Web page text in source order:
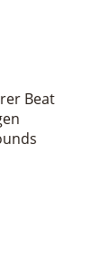
Beat